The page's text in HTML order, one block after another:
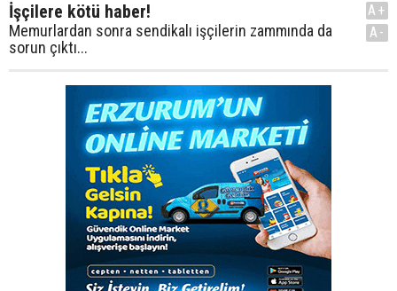
İşçilere kötü haber!
Memurlardan sonra sendikalı işçilerin zammında da
sorun çıktı...
A+
A-